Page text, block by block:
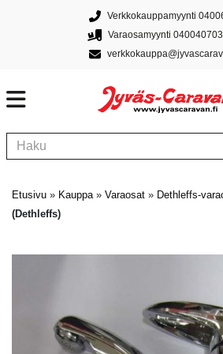
Verkkokauppamyynti
Varaosamyynti
Etusivu » Kauppa» Varaosat » Dethleffs-
(Dethleffs)